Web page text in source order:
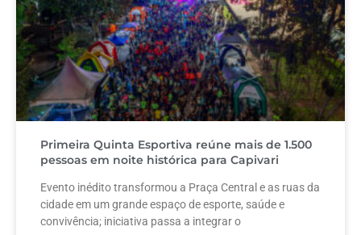
Primeira Quinta Esportiva reúne mais de 1.500
pessoas em noite histórica para Capivari
Evento inédito transformou a Praça Central e as ruas da
cidade em um grande espaço de esporte, saúde e
convivência; iniciativa passa a integrar o